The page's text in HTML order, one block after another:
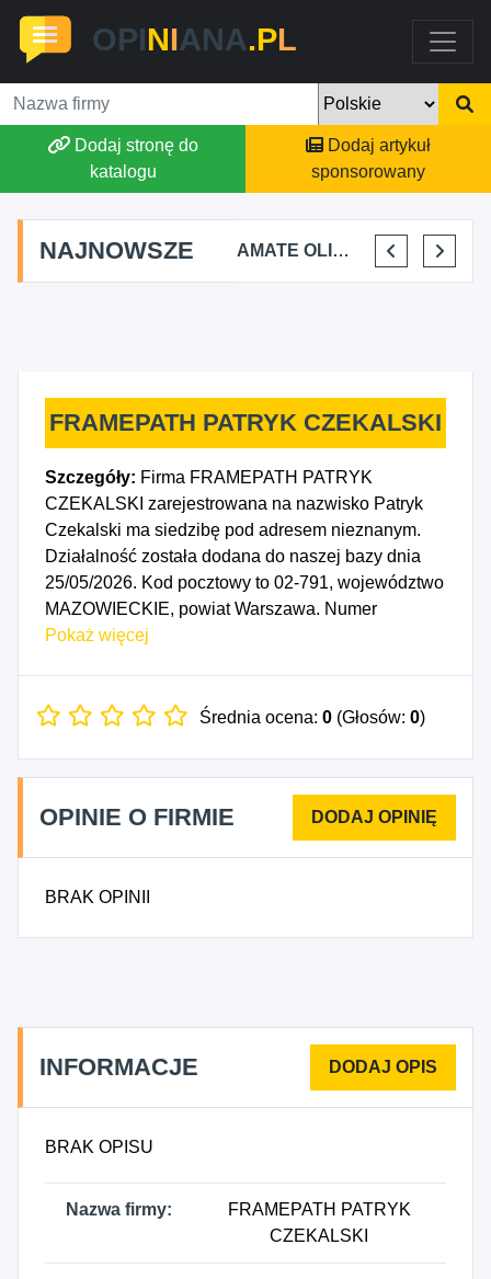
OPINIANA.PL
Dodaj stronę do
katalogu
Dodaj artykuł
sponsorowany
NAJNOWSZE
ALEKSANDRA BAKA AMATE OLIWIA KIRKIEWICZ KAJU BUS JUSTYNA JASTRZĘBSKA
FRAMEPATH PATRYK CZEKALSKI
Szczegóły: Firma FRAMEPATH PATRYK
CZEKALSKI zarejestrowana na nazwisko Patryk
Czekalski ma siedzibę pod adresem nieznanym.
Działalność została dodana do naszej bazy dnia
25/05/2026. Kod pocztowy to 02-791, województwo
MAZOWIECKIE, powiat Warszawa. Numer
Identyfikacji Podatkowej NIP to 9512648134, a
544728269. Data rozpoczęcia działalności
związana z produkcją filmów, nagrań wideo i
programów telewizyjnych, 5912Z - Działalność
postprodukcyjna związana z filmami, nagraniami
Pokaż więcej
Średnia ocena: 0 (Głosów: 0)
OPINIE O FIRMIE
BRAK OPINII
INFORMACJE
BRAK OPISU
Nazwa firmy:
FRAMEPATH PATRYK
CZEKALSKI